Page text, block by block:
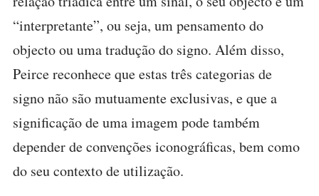
“interpretante”, ou seja, um pensamento do
objecto ou uma tradução do signo. Além disso,
Peirce reconhece que estas três categorias de
signo não são mutuamente exclusivas, e que a
significação de uma imagem pode também
depender de convenções iconográficas, bem como
do seu contexto de utilização.